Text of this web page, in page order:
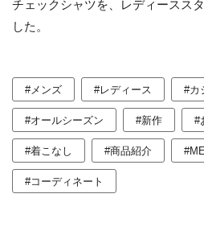
チェックシャツを、レディースス
した。
#メンズ #レディース #カ
#オールシーズン #新作 #
#着こなし #商品紹介
#コーディネート